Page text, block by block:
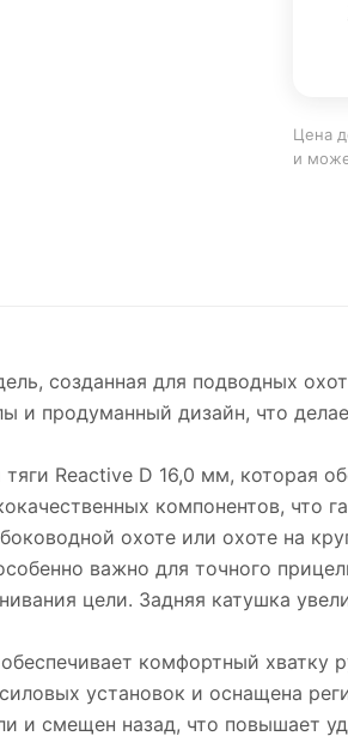
Цена
и
созданная для подводных
и продуманный дизайн, что
Reactive D 16,0 мм, которая
компонентов, что
охоте или охоте на
важно для точного
цели. Задняя катушка
комфортный хватку
установок и оснащена
и смещен назад, что повышает